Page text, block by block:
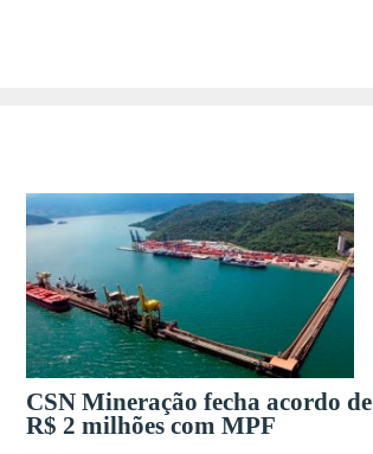
CSN Mineração fecha acordo de
R$ 2 milhões com MPF